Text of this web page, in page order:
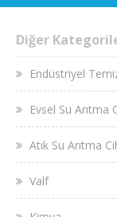
Diğer
Endüstriyel
Evsel Su Arıtma
Atık Su Arıtma
Valf